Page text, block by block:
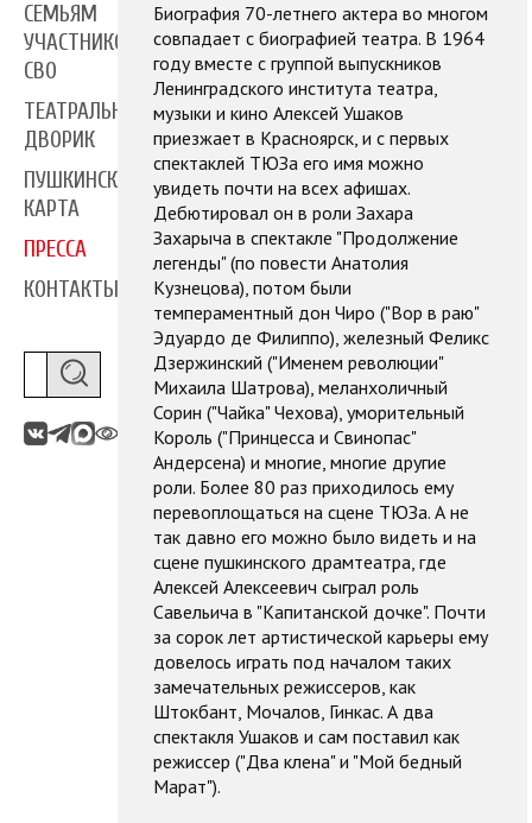
СЕМЬЯМ
УЧАСТНИКОВ
СВО
ТЕАТРАЛЬНЫЙ
ДВОРИК
ПУШКИНСКАЯ
КАРТА
ПРЕССА
КОНТАКТЫ
Биография 70-летнего актера во многом
совпадает с биографией театра. В 1964
году вместе с группой выпускников
Ленинградского института театра,
музыки и кино Алексей Ушаков
приезжает в Красноярск, и с первых
спектаклей ТЮЗа его имя можно
увидеть почти на всех афишах.
Дебютировал он в роли Захара
Захарыча в спектакле "Продолжение
легенды" (по повести Анатолия
Кузнецова), потом были
темпераментный дон Чиро ("Вор в раю"
Эдуардо де Филиппо), железный Феликс
Дзержинский ("Именем революции"
Михаила Шатрова), меланхоличный
Сорин ("Чайка" Чехова), уморительный
Король ("Принцесса и Свинопас"
Андерсена) и многие, многие другие
роли. Более 80 раз приходилось ему
перевоплощаться на сцене ТЮЗа. А не
так давно его можно было видеть и на
сцене пушкинского драмтеатра, где
Алексей Алексеевич сыграл роль
Савельича в "Капитанской дочке". Почти
за сорок лет артистической карьеры ему
довелось играть под началом таких
замечательных режиссеров, как
Штокбант, Мочалов, Гинкас. А два
спектакля Ушаков и сам поставил как
режиссер ("Два клена" и "Мой бедный
Марат").